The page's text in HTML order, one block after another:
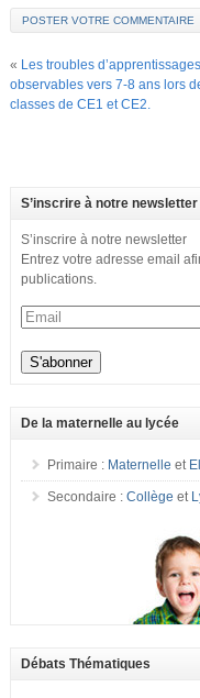
« Les troubles
observables vers 7-8 ans lors
classes de CE1 et CE2.
S’inscrire à notre newsletter
S’inscrire à notre newsletter
Entrez votre adresse email
publications.
De la maternelle au lycée
Primaire : Maternelle et
Secondaire : Collège et
Débats Thématiques